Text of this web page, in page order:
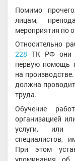
Помимо
лицам,
мероприятия по
Относительно
228 ТК РФ они
первую помощь
на
должна
труда.
Обучение
организацией
услуги, или
специалистов,
При этом
упоминания об